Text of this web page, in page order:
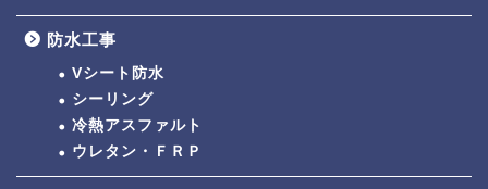
防水工事
Vシート防水
シーリング
冷熱アスファルト
ウレタン・ＦＲＰ